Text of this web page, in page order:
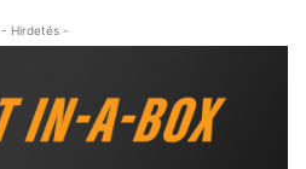
- Hirdetés -